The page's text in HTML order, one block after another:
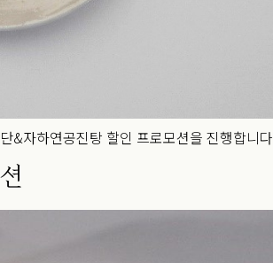
&자하연공진탕 할인 프로모션을 진행합니다